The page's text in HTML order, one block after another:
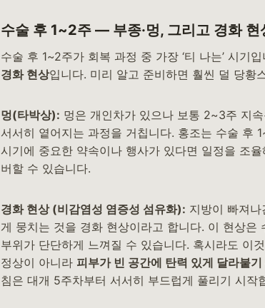
수술 후 1~2주 — 부종·멍, 그리고 경화 현
수술 후 1~2주가 회복 과정 중 가장 ‘티 나는’ 시기
경화 현상입니다. 미리 알고 준비하면 훨씬 덜 당황
멍(타박상): 멍은 개인차가 있으나 보통 2~3주 지
서서히 옅어지는 과정을 거칩니다. 홍조는 수술 후
시기에 중요한 약속이나 행사가 있다면 일정을 조
버할 수 있습니다.
경화 현상 (비감염성 염증성 섬유화): 지방이 빠져
게 뭉치는 것을 경화 현상이라고 합니다. 이 현상
부위가 단단하게 느껴질 수 있습니다. 혹시라도 이
정상이 아니라 피부가 빈 공간에 탄력 있게 달라붙
침은 대개 5주차부터 서서히 부드럽게 풀리기 시작